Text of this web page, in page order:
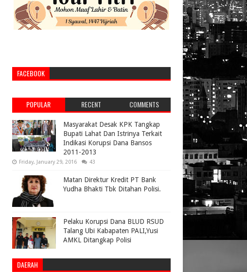
FACEBOOK
POPULAR RECENT COMMENTS
Masyarakat Desak KPK Tangkap
Bupati Lahat Dan Istrinya Terkait
Indikasi Korupsi Dana Bansos
2011-2013
Friday, January 29, 2016 43
Matan Direktur Kredit PT Bank
Yudha Bhakti Tbk Ditahan Polisi.
Pelaku Korupsi Dana BLUD RSUD
Talang Ubi Kabapaten PALI,Yusi
AMKL Ditangkap Polisi
DAERAH